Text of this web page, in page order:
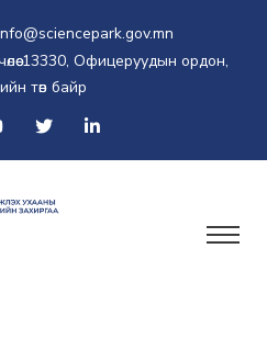
13330, Офицеруудын ордон,
төв байр